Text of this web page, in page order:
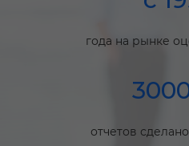
года на рынке
отчетов